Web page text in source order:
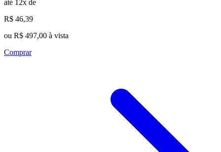
até 12x de
R$ 46,39
ou R$ 497,00 à vista
Comprar